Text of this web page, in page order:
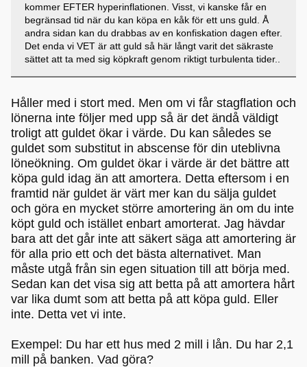
kommer EFTER hyperinflationen. Visst, vi kanske får en
begränsad tid när du kan köpa en kåk för ett uns guld. Å
andra sidan kan du drabbas av en konfiskation dagen efter.
Det enda vi VET är att guld så här långt varit det säkraste
sättet att ta med sig köpkraft genom riktigt turbulenta tider..
Håller med i stort med. Men om vi får stagflation och
lönerna inte följer med upp så är det ändå väldigt
troligt att guldet ökar i värde. Du kan således se
guldet som substitut in abscense för din uteblivna
löneökning. Om guldet ökar i värde är det bättre att
köpa guld idag än att amortera. Detta eftersom i en
framtid när guldet är värt mer kan du sälja guldet
och göra en mycket större amortering än om du inte
köpt guld och istället enbart amorterat. Jag hävdar
bara att det går inte att säkert säga att amortering är
för alla prio ett och det bästa alternativet. Man
måste utgå från sin egen situation till att börja med.
Sedan kan det visa sig att betta på att amortera hårt
var lika dumt som att betta på att köpa guld. Eller
inte. Detta vet vi inte.
Exempel: Du har ett hus med 2 mill i lån. Du har 2,1
mill på banken. Vad göra?